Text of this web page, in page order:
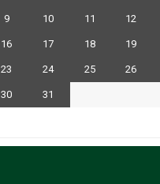
9 10 11 12
16 17 18 19
23 24 25 26
30
31